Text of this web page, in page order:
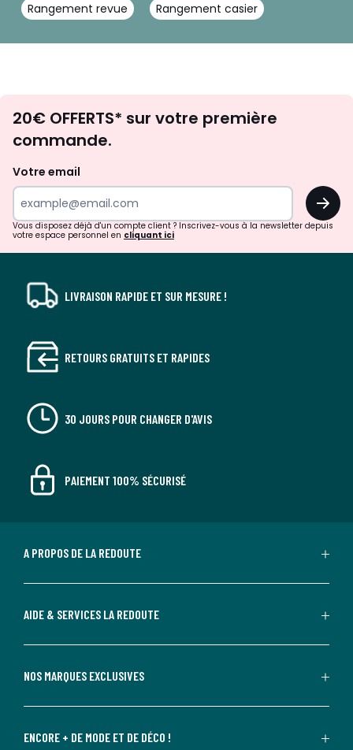
Rangement revue Rangement casier
d'inspirations
surprises?
20€ OFFERTS* sur votre première
commande.
Votre email
OK
Vous disposez déjà d'un compte client ? Inscrivez-vous à la newsletter depuis
votre espace personnel en cliquant ici
LIVRAISON RAPIDE ET SUR MESURE !
RETOURS GRATUITS ET RAPIDES
30 JOURS POUR CHANGER D'AVIS
PAIEMENT 100% SÉCURISÉ
A PROPOS DE LA REDOUTE
AIDE & SERVICES LA REDOUTE
NOS MARQUES EXCLUSIVES
ENCORE + DE MODE ET DE DÉCO !